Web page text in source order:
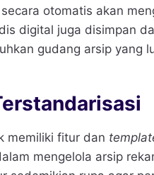
otomatis akan
digital juga disimpan
gudang arsip yang
memiliki fitur dan
mengelola arsip